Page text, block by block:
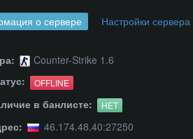
о сервере Настройки сервера
Counter-Strike 1.6
OFFLINE
в банлисте: НЕТ
46.174.48.40:27250